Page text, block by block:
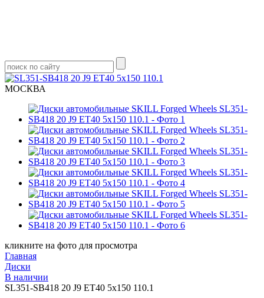
МОСКВА
кликните на фото для просмотра
Главная
Диски
В наличии
SL351-SB418 20 J9 ET40 5x150 110.1